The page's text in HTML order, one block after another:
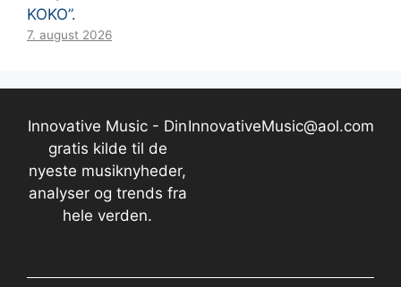
KOKO”.
7. august 2026
Innovative Music - Din
gratis kilde til de
nyeste musiknyheder,
analyser og trends fra
hele verden.
InnovativeMusic@aol.com